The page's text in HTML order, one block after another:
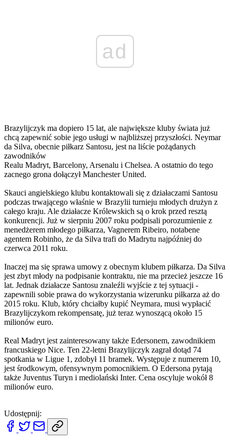
ad
Brazylijczyk ma dopiero 15 lat, ale największe kluby świata już
chcą zapewnić sobie jego usługi w najbliższej przyszłości. Neymar
da Silva, obecnie piłkarz Santosu, jest na liście pożądanych
zawodników
Realu Madryt, Barcelony, Arsenalu i Chelsea. A ostatnio do tego
zacnego grona dołączył Manchester United.
Skauci angielskiego klubu kontaktowali się z działaczami Santosu
podczas trwającego właśnie w Brazylii turnieju młodych drużyn z
całego kraju. Ale działacze Królewskich są o krok przed resztą
konkurencji. Już w sierpniu 2007 roku podpisali porozumienie z
menedżerem młodego piłkarza, Vagnerem Ribeiro, notabene
agentem Robinho, że da Silva trafi do Madrytu najpóźniej do
czerwca 2011 roku.
Inaczej ma się sprawa umowy z obecnym klubem piłkarza. Da Silva
jest zbyt młody na podpisanie kontraktu, nie ma przecież jeszcze 16
lat. Jednak działacze Santosu znaleźli wyjście z tej sytuacji -
zapewnili sobie prawa do wykorzystania wizerunku piłkarza aż do
2015 roku. Klub, który chciałby kupić Neymara, musi wypłacić
Brazylijczykom rekompensatę, już teraz wynoszącą około 15
milionów euro.
Real Madryt jest zainteresowany także Edersonem, zawodnikiem
francuskiego Nice. Ten 22-letni Brazylijczyk zagrał dotąd 74
spotkania w Ligue 1, zdobył 11 bramek. Występuje z numerem 10,
jest środkowym, ofensywnym pomocnikiem. O Edersona pytają
także Juventus Turyn i mediolański Inter. Cena oscyluje wokół 8
milionów euro.
Udostępnij: